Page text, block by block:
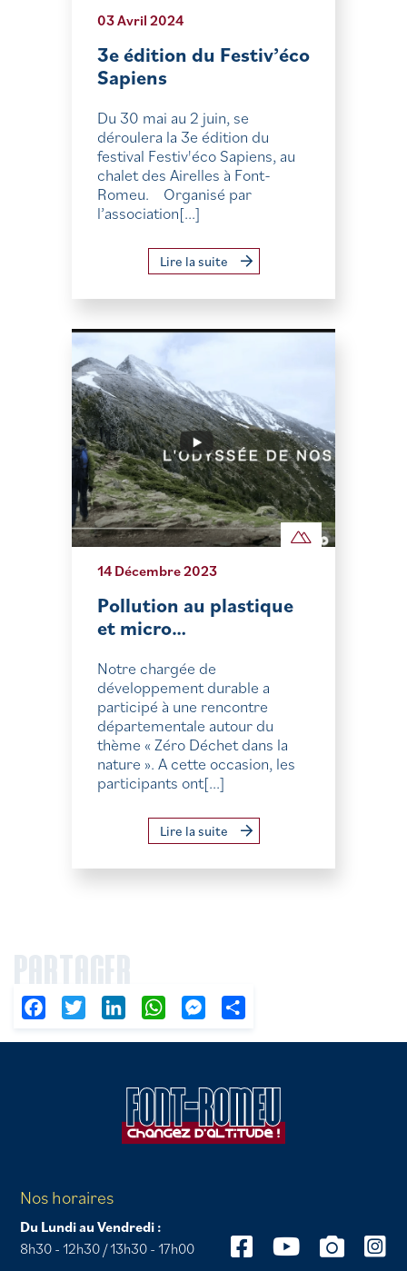
03 Avril 2024
3e édition du Festiv’éco
Sapiens
Du 30 mai au 2 juin, se
déroulera la 3e édition du
festival Festiv'éco Sapiens, au
chalet des Airelles à Font-
Romeu. Organisé par
l’association[...]
Lire la suite
14 Décembre 2023
Pollution au plastique
et micro…
Notre chargée de
développement durable a
participé à une rencontre
départementale autour du
thème « Zéro Déchet dans la
nature ». A cette occasion, les
participants ont[...]
Lire la suite
PARTAGER
FacebookTwitter LinkedIn WhatsAppMessenger
Nos horaires
Du Lundi au Vendredi :
8h30 - 12h30 / 13h30 - 17h00